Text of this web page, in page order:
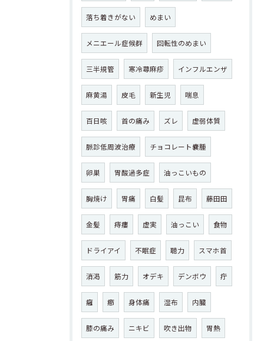
落ち着きがない めまい
メニエール症候群 回転性のめまい
三半規管 寒冷蕁麻疹 インフルエンザ
麻黄湯 皮毛 新生児 喘息
百日咳 首の痛み ズレ 虚弱体質
脈診低周波治療 チョコレート嚢腫
卵巣 胃酸過多症 油っこいもの
胸焼け 胃痛 白髪 昆布 藤田田
金髪 痔瘻 虚実 油っこい 食物
ドライアイ 不眠症 聴力 スマホ首
消渇 筋力 オデキ デンボウ 疔
癰 癤 身体痛 湿布 内臓
膝の痛み ニキビ 吹き出物 胃熱